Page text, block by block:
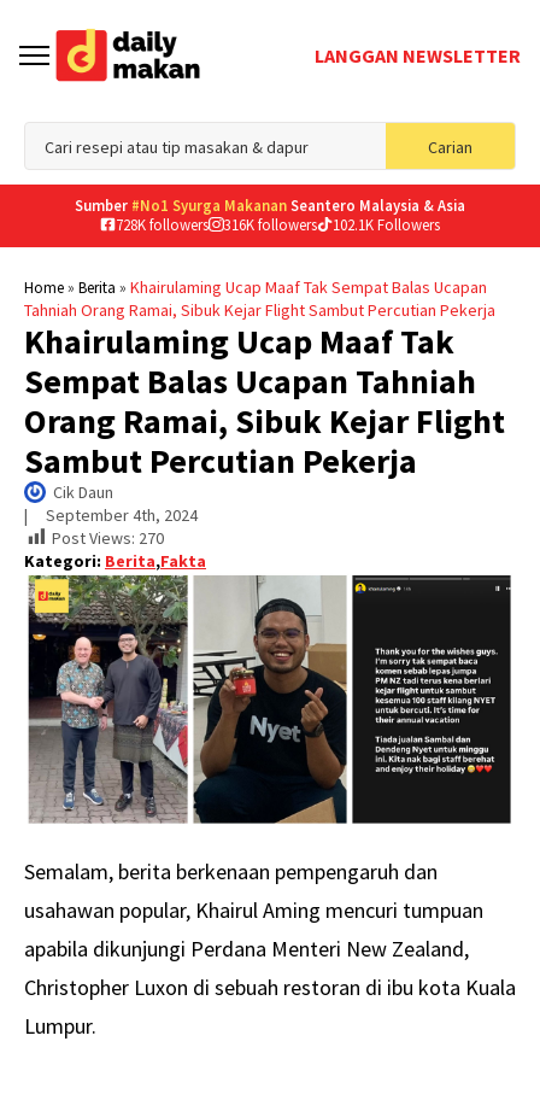
LANGGAN NEWSLETTER
Carian
for:
Sumber #No1 Syurga MakananSeantero Malaysia & Asia
728K followers
316K followers 102.1K Followers
Home» Berita » Khairulaming Ucap Maaf Tak Sempat Balas Ucapan
Tahniah Orang Ramai, Sibuk Kejar Flight Sambut Percutian Pekerja
Khairulaming Ucap Maaf Tak
Sempat Balas Ucapan Tahniah
Orang Ramai, Sibuk Kejar Flight
Sambut Percutian Pekerja
Cik Daun
| September 4th, 2024
Post Views: 270
Kategori: Berita,Fakta
Semalam, berita berkenaan pempengaruh dan
usahawan popular, Khairul Aming mencuri tumpuan
apabila dikunjungi Perdana Menteri New Zealand,
Christopher Luxon di sebuah restoran di ibu kota Kuala
Lumpur.